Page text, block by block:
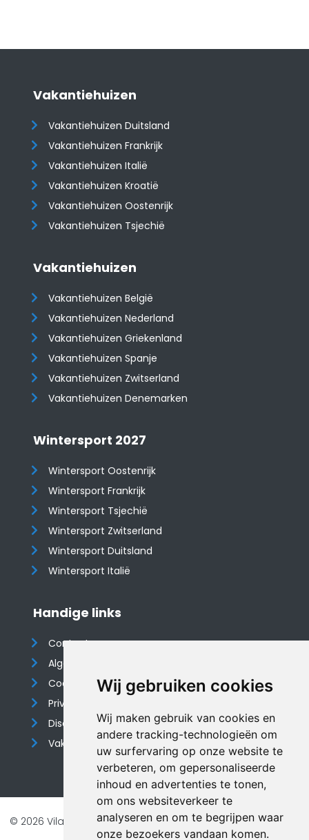
Wij gebruiken cookies
Wij maken gebruik van cookies en
andere tracking-technologieën om
uw surfervaring op onze website te
verbeteren, om gepersonaliseerde
inhoud en advertenties te tonen,
om ons websiteverkeer te
analyseren en om te begrijpen waar
onze bezoekers vandaan komen.
Vakantiehuizen
Vakantiehuizen Duitsland
Vakantiehuizen Frankrijk
Vakantiehuizen Italië
Vakantiehuizen Kroatië
​​​​​​​Vakantiehuizen Oostenrijk
Vakantiehuizen Tsjechië
Vakantiehuizen
Vakantiehuizen België
Vakantiehuizen Nederland
Vakantiehuizen Griekenland
Vakantiehuizen Spanje
​​​​​​​Vakantiehuizen Zwitserland
Vakantiehuizen Denemarken
Wintersport 2027
Wintersport Oostenrijk
Wintersport Frankrijk
Wintersport Tsjechië
Wintersport Zwitserland
Wintersport Duitsland
Wintersport Italië
Handige links
Contact
Algemene voorwaarden
Cookieverklaring
Privacyverklaring
Disclaimer
Vakantiehuis website
© 2026 Vilando Vakantiehuizen |Website door FalcoTravel